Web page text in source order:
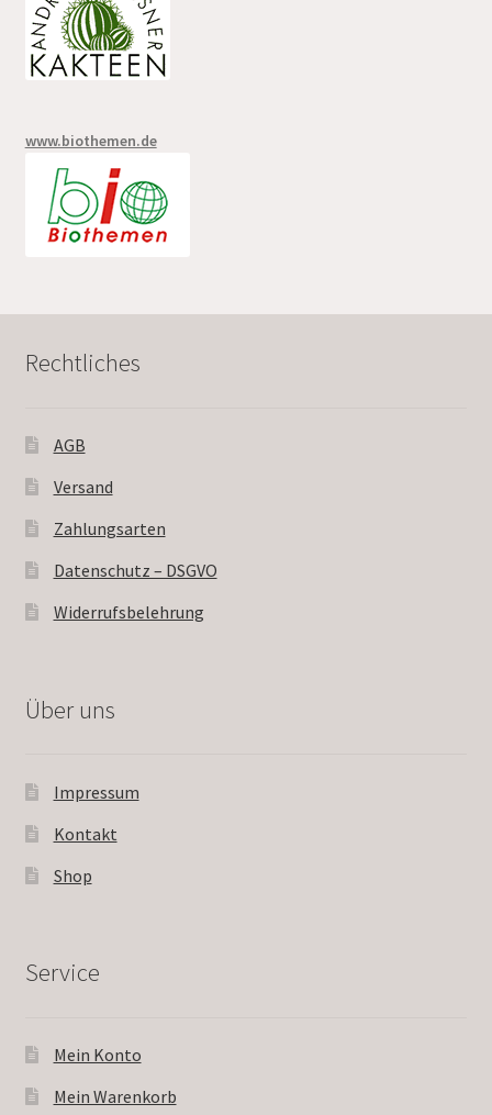
www.biothemen.de
Rechtliches
AGB
Versand
Zahlungsarten
Datenschutz – DSGVO
Widerrufsbelehrung
Über uns
Impressum
Kontakt
Shop
Service
Mein Konto
Mein Warenkorb